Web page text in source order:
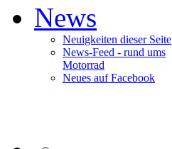
News
Neuigkeiten dieser Seite
News-Feed - rund ums
Motorrad
Neues auf Facebook